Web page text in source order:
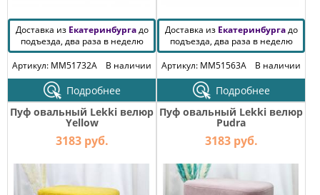
Доставка из Екатеринбургадо
подъезда, два раза в неделю
Артикул: MM51732A
В наличии
Подробнее
Доставка из Екатеринбургадо
подъезда, два раза в неделю
Артикул: MM51563A
В наличии
Подробнее
Пуф овальный Lekki велюр
Yellow
3183 руб.
Пуф овальный Lekki велюр
Pudra
3183 руб.